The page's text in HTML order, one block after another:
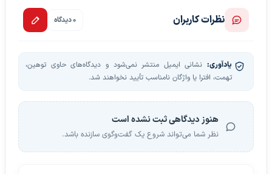
نظرات کاربران 0 دیدگاه
یادآوری: نشانی ایمیل منتشر نمی‌شود و دیدگاه‌های حاوی توهین،
تهمت، افترا یا واژگان نامناسب تأیید نخواهند شد.
هنوز دیدگاهی ثبت نشده است
نظر شما می‌تواند شروع یک گفت‌وگوی سازنده باشد.